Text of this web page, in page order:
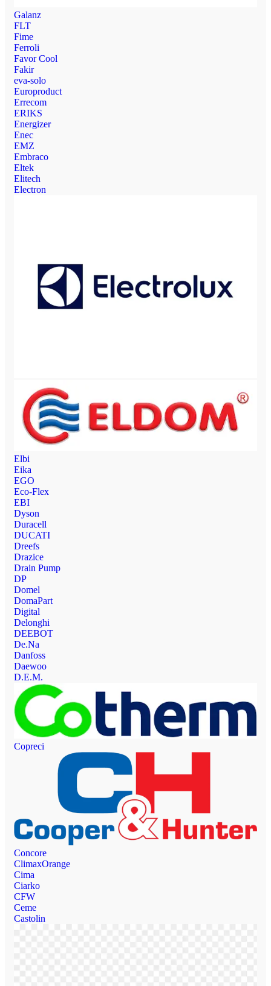
Galanz
FLT
Fime
Ferroli
Favor Cool
Fakir
eva-solo
Europroduct
Errecom
ERIKS
Energizer
Enec
EMZ
Embraco
Eltek
Elitech
Electron
Elbi
Eika
EGO
Eco-Flex
EBI
Dyson
Duracell
DUCATI
Dreefs
Drazice
Drain Pump
DP
Domel
DomaPart
Digital
Delonghi
DEEBOT
De.Na
Danfoss
Daewoo
D.E.M.
Copreci
Concore
ClimaxOrange
Cima
Ciarko
CFW
Ceme
Castolin